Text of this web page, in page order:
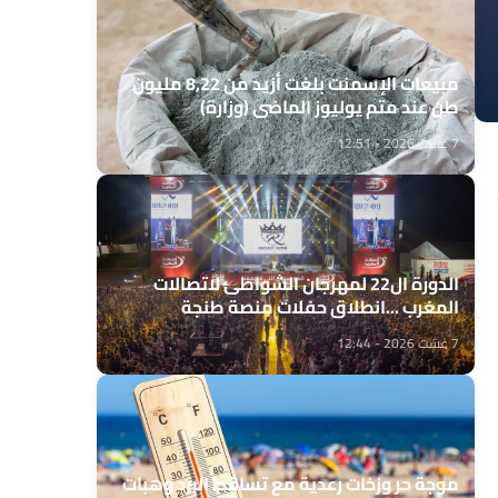
مبيعات الإسمنت بلغت أزيد من 8,22 مليون
طن عند متم يوليوز الماضي (وزارة)
7 غشت 2026 - 12:51
الدورة ال22 لمهرجان الشواطئ لاتصالات
المغرب ...انطلاق حفلات منصة طنجة
7 غشت 2026 - 12:44
موجة حر وزخات رعدية مع تساقط البرد وهبات